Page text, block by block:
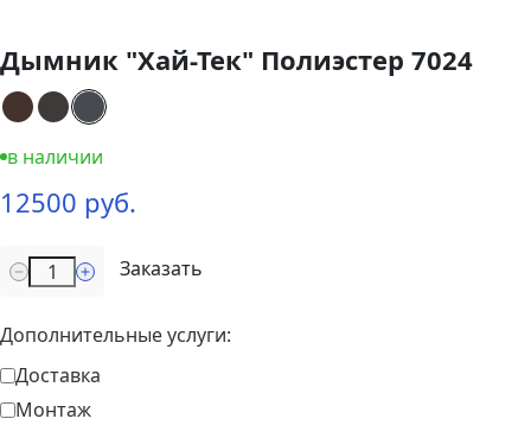
Дымник "Хай-Тек" Полиэстер 7024
в наличии
12500 руб.
Заказать
Дополнительные услуги:
Доставка
Монтаж